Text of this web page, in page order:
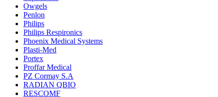
Owgels
Penlon
Philips
Philips Respironics
Phoenix Medical Systems
Plasti-Med
Portex
Proffar Medical
PZ Cormay S.A
RADIAN QBIO
RESCOMF